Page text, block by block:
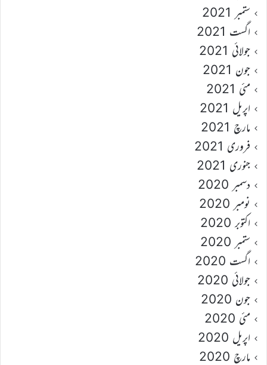
ستمبر 2021
اگست 2021
جولائی 2021
جون 2021
مئی 2021
اپریل 2021
مارچ 2021
فروری 2021
جنوری 2021
دسمبر 2020
نومبر 2020
اکتوبر 2020
ستمبر 2020
اگست 2020
جولائی 2020
جون 2020
مئی 2020
اپریل 2020
مارچ 2020